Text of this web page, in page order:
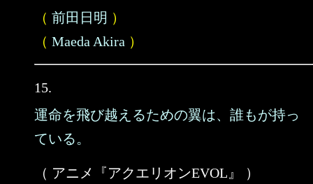
（ 前田日明 ）
（ Maeda Akira ）
15.
運命を飛び越えるための翼は、誰もが持っ
ている。
（ アニメ『アクエリオンEVOL』 ）